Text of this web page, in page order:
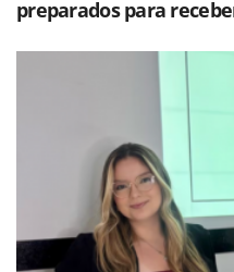
preparados para